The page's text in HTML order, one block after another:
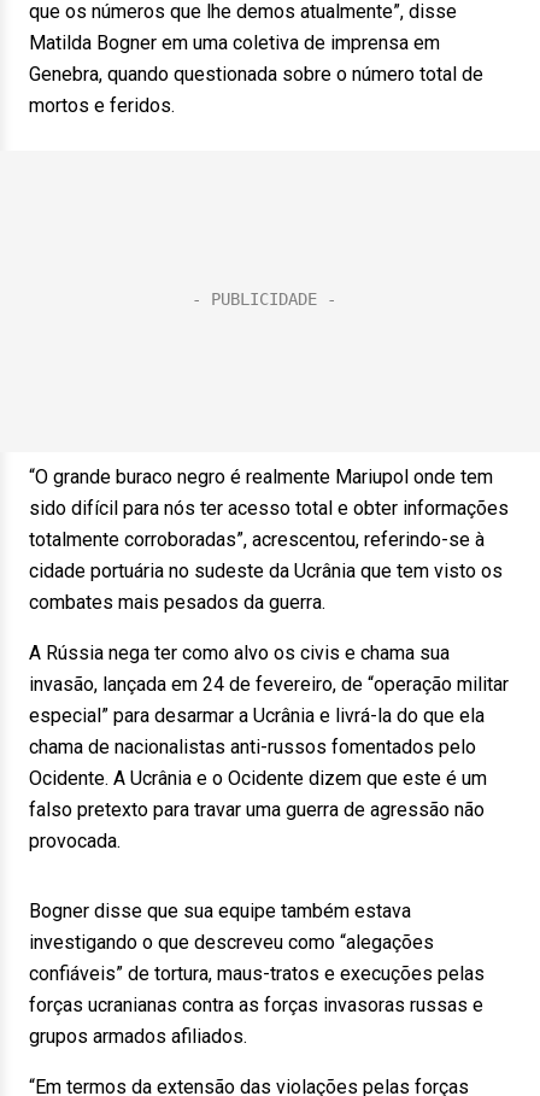
que os números que lhe demos atualmente”, disse
Matilda Bogner em uma coletiva de imprensa em
Genebra, quando questionada sobre o número total de
mortos e feridos.
“O grande buraco negro é realmente Mariupol onde tem
sido difícil para nós ter acesso total e obter informações
totalmente corroboradas”, acrescentou, referindo-se à
cidade portuária no sudeste da Ucrânia que tem visto os
combates mais pesados da guerra.
A Rússia nega ter como alvo os civis e chama sua
invasão, lançada em 24 de fevereiro, de “operação militar
especial” para desarmar a Ucrânia e livrá-la do que ela
chama de nacionalistas anti-russos fomentados pelo
Ocidente. A Ucrânia e o Ocidente dizem que este é um
falso pretexto para travar uma guerra de agressão não
provocada.
Bogner disse que sua equipe também estava
investigando o que descreveu como “alegações
confiáveis” de tortura, maus-tratos e execuções pelas
forças ucranianas contra as forças invasoras russas e
grupos armados afiliados.
“Em termos da extensão das violações pelas forças